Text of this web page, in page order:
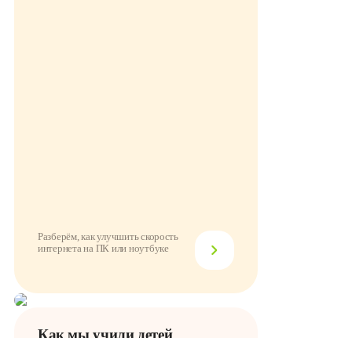
Разберём, как улучшить скорость
интернета на ПК или ноутбуке
Как мы учили детей